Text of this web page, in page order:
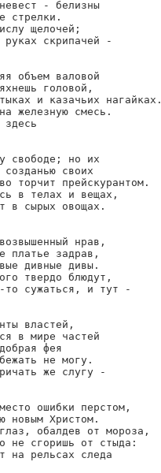
- белизны
стрелки.
щелочей;
скрипачей -
объем валовой
головой,
и казачьих нагайках.
железную смесь.
здесь
свободе; но их
своих
торчит прейскурантом.
в телах и вещах,
в сырых овощах.
нрав,
платье задрав,
дивные дивы.
твердо блюдут,
то сужаться, и тут -
властей,
в мире частей
фея
не могу.
же слугу -
ошибки перстом,
новым Христом.
обалдев от мороза,
не сгоришь от стыда:
на рельсах следа